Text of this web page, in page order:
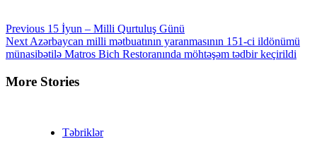
Continue
Reading
Previous 15 İyun – Milli Qurtuluş Günü
Next Azərbaycan milli mətbuatının yaranmasının 151-ci ildönümü
münasibətilə Matros Bich Restoranında möhtəşəm tədbir keçirildi
More Stories
Təbriklər